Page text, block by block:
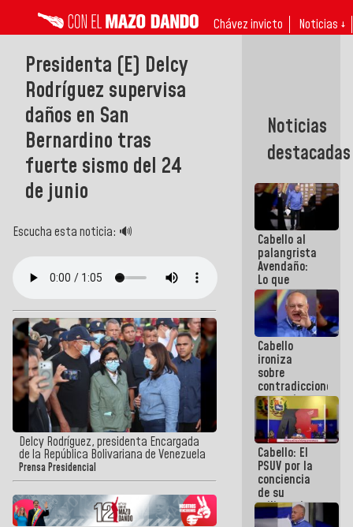
Chávez invicto Noticias ↓
Presidenta (E) Delcy
Rodríguez supervisa
daños en San
Bernardino tras
fuerte sismo del 24
de junio
Escucha esta noticia: 🔊
Delcy Rodríguez, presidenta Encargada
de la República Bolivariana de Venezuela
Prensa Presidencial
Noticias
destacadas
Cabello al
palangrista
Avendaño:
Lo que
vayas a
escribir
hazlo hoy
por que no
sabemos si
la semana
que viene
hay
programa
Cabello
ironiza
sobre
contradicciones
y mentiras
de María
Machado:
¡Créanle!
Cabello: El
PSUV por la
conciencia
de su
militancia
es la